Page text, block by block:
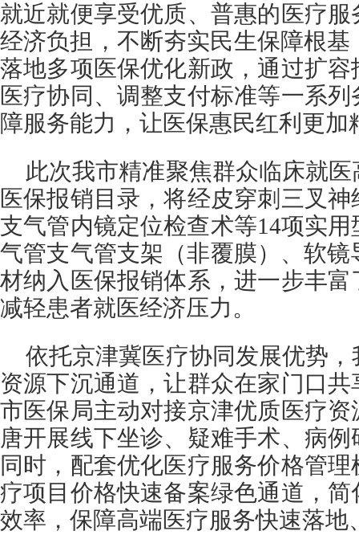
就近就便享受优质、普惠的医疗
经济负担，不断夯实民生保障根
落地多项医保优化新政，通过扩
医疗协同、调整支付标准等一系
障服务能力，让医保惠民红利更
此次我市精准聚焦群众临床就
医保报销目录，将经皮穿刺三叉
支气管内镜定位检查术等14项实
气管支气管支架（非覆膜）、软
材纳入医保报销体系，进一步丰
减轻患者就医经济压力。
依托京津冀医疗协同发展优势
资源下沉通道，让群众在家门口
市医保局主动对接京津优质医疗
唐开展线下坐诊、疑难手术、病
同时，配套优化医疗服务价格管
疗项目价格快速备案绿色通道，
效率，保障高端医疗服务快速落地